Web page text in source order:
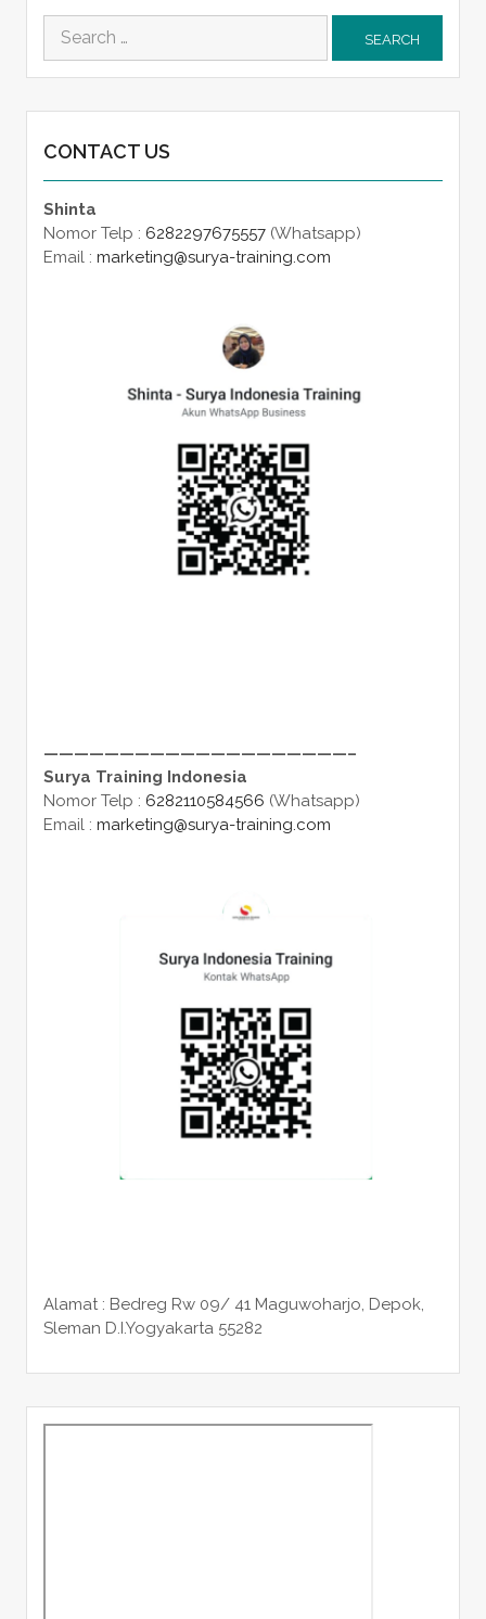
Search
for:
CONTACT US
Shinta
Nomor Telp : 6282297675557(Whatsapp)
Email : marketing@surya-training.com
————————————————————–
Surya Training Indonesia
Nomor Telp : 6282110584566 (Whatsapp)
Email : marketing@surya-training.com
Alamat : Bedreg Rw 09/ 41 Maguwoharjo, Depok,
Sleman D.I.Yogyakarta 55282